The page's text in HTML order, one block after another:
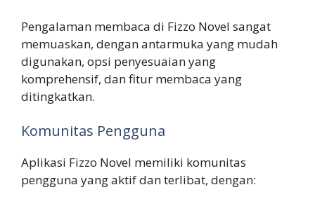
Pengalaman membaca di Fizzo Novel sangat
memuaskan, dengan antarmuka yang mudah
digunakan, opsi penyesuaian yang
komprehensif, dan fitur membaca yang
ditingkatkan.
Komunitas Pengguna
Aplikasi Fizzo Novel memiliki komunitas
pengguna yang aktif dan terlibat, dengan: